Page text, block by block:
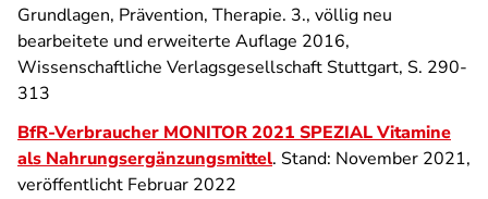
Grundlagen, Prävention, Therapie. 3., völlig neu
bearbeitete und erweiterte Auflage 2016,
Wissenschaftliche Verlagsgesellschaft Stuttgart, S. 290-
313
BfR-Verbraucher MONITOR 2021 SPEZIAL Vitamine
als Nahrungsergänzungsmittel. Stand: November 2021,
veröffentlicht Februar 2022